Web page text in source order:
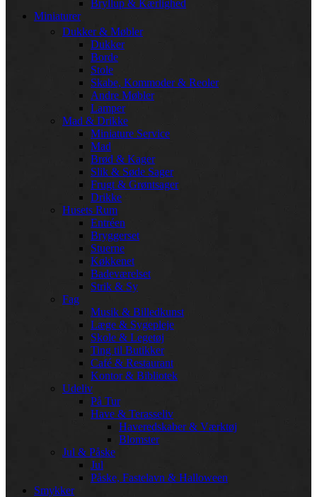
Bryllup & Kærlighed
Miniaturer
Dukker & Møbler
Dukker
Borde
Stole
Skabe, Kommoder & Reoler
Andre Møbler
Lamper
Mad & Drikke
Miniature Service
Mad
Brød & Kager
Slik & Søde Sager
Frugt & Grøntsager
Drikke
Husets Rum
Entréen
Bryggerset
Stuerne
Køkkenet
Badeværelset
Strik & Sy
Fag
Musik & Billedkunst
Læge & Sygepleje
Skole & Legetøj
Ting til Butikker
Café & Restaurant
Kontor & Bibliotek
Udeliv
På Tur
Have & Terasseliv
Haveredskaber & Værktøj
Blomster
Jul & Påske
Jul
Påske, Fastelavn & Halloween
Smykker